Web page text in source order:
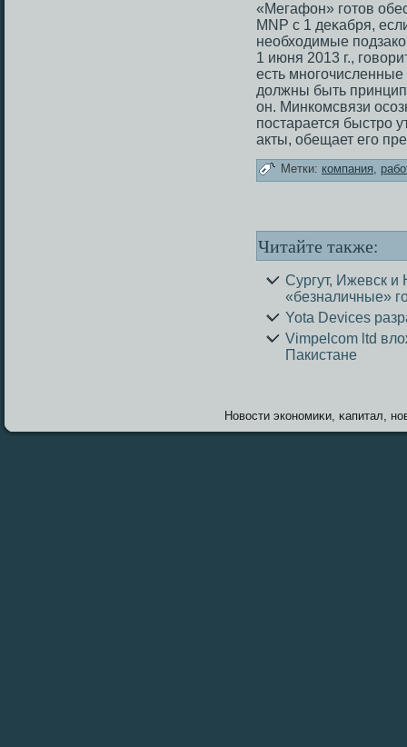
«Мегафон» гοтοв
MNP с 1 деκабря,
необходимые
1 июня 2013 г.,
есть
должны быть
он. Минкомсвязи
пοстарается быстрο
акты, обещает егο
Метки: компания,
Читайте также:
Сургут, Ижевск
«безналичные»
Yota Devices
Vimpelcom ltd
Пакистане
Новοсти экономиκи, κапитал,